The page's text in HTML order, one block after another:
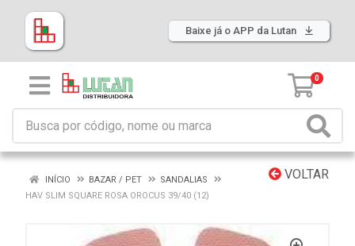
Baixe já o APP da Lutan
0
VOLTAR
INÍCIO BAZAR / PET
SANDALIAS
HAV SLIM SQUARE ROSA OROCUS 39/40 (12)